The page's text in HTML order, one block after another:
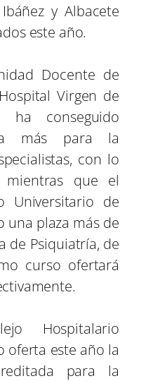
y Albacete
este año.
Docente de
Virgen de
conseguido
más para la
con lo
que el
Universitario de
una plaza más de
de Psiquiatría, de
curso ofertará
Hospitalario
oferta este año la
para la